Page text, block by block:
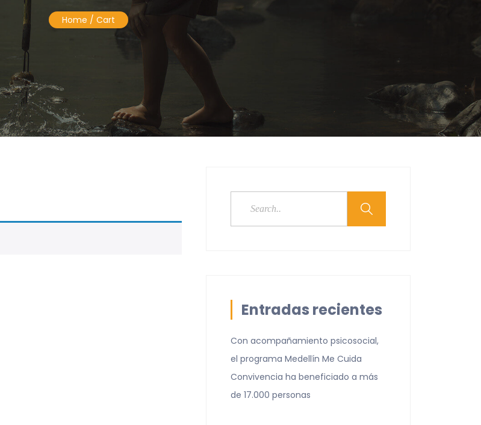
Home / Cart
Entradas recientes
Con acompañamiento psicosocial,
el programa Medellín Me Cuida
Convivencia ha beneficiado a más
de 17.000 personas